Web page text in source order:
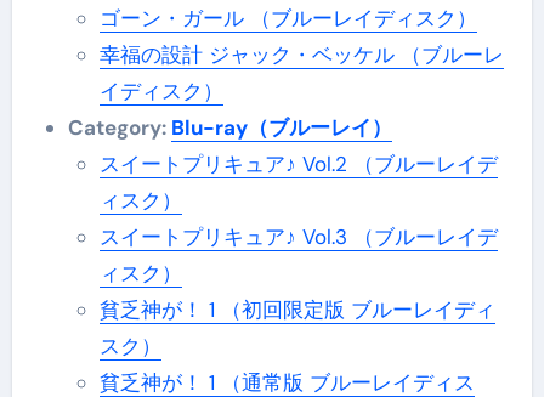
ゴーン・ガール （ブルーレイディスク）
幸福の設計 ジャック・ベッケル （ブルーレ
イディスク）
Category: Blu-ray（ブルーレイ）
スイートプリキュア♪ Vol.2 （ブルーレイデ
ィスク）
スイートプリキュア♪ Vol.3 （ブルーレイデ
ィスク）
貧乏神が！ 1 （初回限定版 ブルーレイディ
スク）
貧乏神が！ 1 （通常版 ブルーレイディス